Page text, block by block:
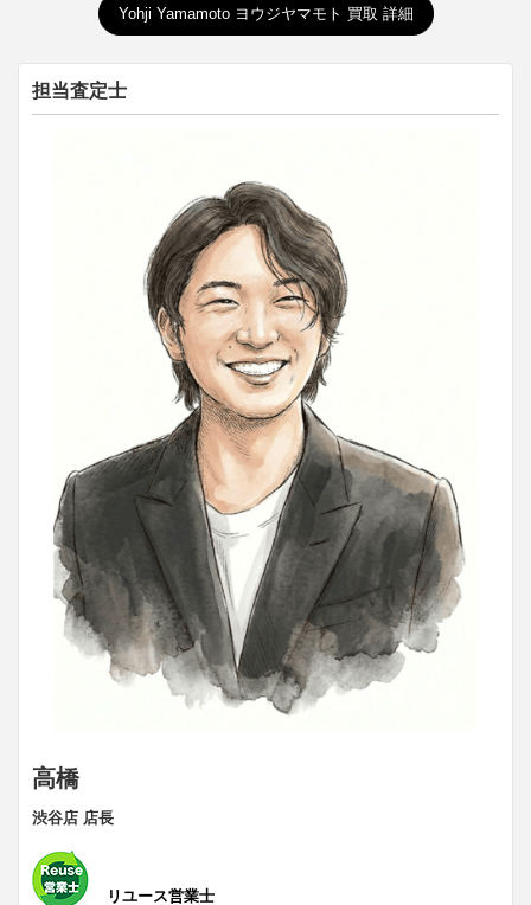
Yohji Yamamoto ヨウジヤマモト 買取 詳細
担当査定士
高橋
渋谷店 店長
リユース営業士